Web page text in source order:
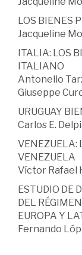
LOS BIENES
Jacqueline
ITALIA: LOS
ITALIANO
Antonello
Giuseppe
URUGUAY
Carlos E.
VENEZUELA:
VENEZUELA
Víctor Rafael
ESTUDIO DE
DEL
EUROPA Y
Fernando